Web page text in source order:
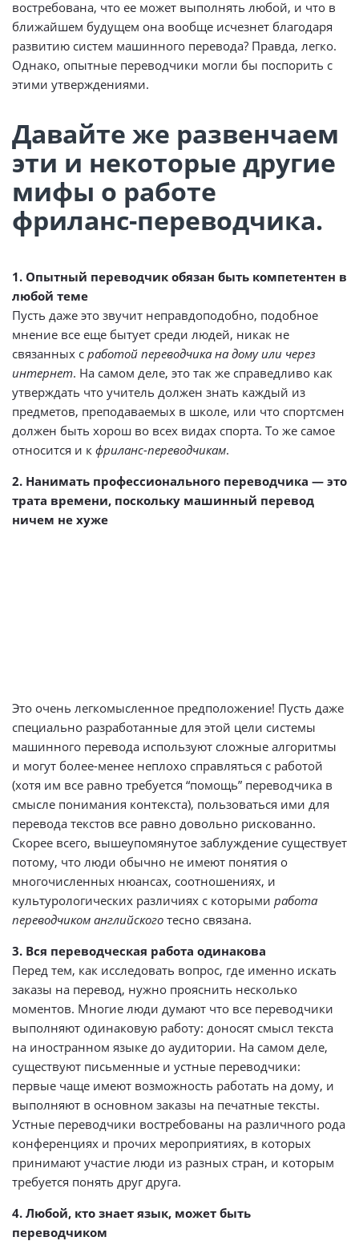
востребована, что ее может выполнять любой, и что в
ближайшем будущем она вообще исчезнет благодаря
развитию систем машинного перевода? Правда, легко.
Однако, опытные переводчики могли бы поспорить с
этими утверждениями.
Давайте же развенчаем
эти и некоторые другие
мифы о работе
фриланс-переводчика.
1. Опытный переводчик обязан быть компетентен в
любой теме
Пусть даже это звучит неправдоподобно, подобное
мнение все еще бытует среди людей, никак не
связанных с работой переводчика на дому или через
интернет. На самом деле, это так же справедливо как
утверждать что учитель должен знать каждый из
предметов, преподаваемых в школе, или что спортсмен
должен быть хорош во всех видах спорта. То же самое
относится и к фриланс-переводчикам.
2. Нанимать профессионального переводчика — это
трата времени, поскольку машинный перевод
ничем не хуже
Это очень легкомысленное предположение! Пусть даже
специально разработанные для этой цели системы
машинного перевода используют сложные алгоритмы
и могут более-менее неплохо справляться с работой
(хотя им все равно требуется “помощь” переводчика в
смысле понимания контекста), пользоваться ими для
перевода текстов все равно довольно рискованно.
Скорее всего, вышеупомянутое заблуждение существует
потому, что люди обычно не имеют понятия о
многочисленных нюансах, соотношениях, и
культурологических различиях с которыми работа
переводчиком английского тесно связана.
3. Вся переводческая работа одинакова
Перед тем, как исследовать вопрос, где именно искать
заказы на перевод, нужно прояснить несколько
моментов. Многие люди думают что все переводчики
выполняют одинаковую работу: доносят смысл текста
на иностранном языке до аудитории. На самом деле,
существуют письменные и устные переводчики:
первые чаще имеют возможность работать на дому, и
выполняют в основном заказы на печатные тексты.
Устные переводчики востребованы на различного рода
конференциях и прочих мероприятиях, в которых
принимают участие люди из разных стран, и которым
требуется понять друг друга.
4. Любой, кто знает язык, может быть
переводчиком